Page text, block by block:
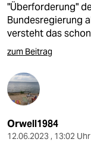
"Überforderung"
Bundesregierung
versteht das
zum Beitrag
Orwell1984
12.06.2023 , 13:02 Uhr